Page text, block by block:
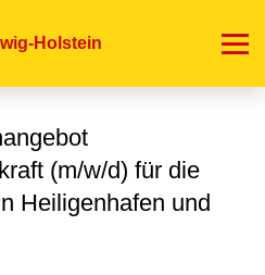
zum
Holstein
(m/w/d) für die
Heiligenhafen und